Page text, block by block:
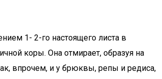
1- 2-го настоящего листа в
коры. Она отмирает, образуя на
впрочем, и у брюквы, репы и редиса,